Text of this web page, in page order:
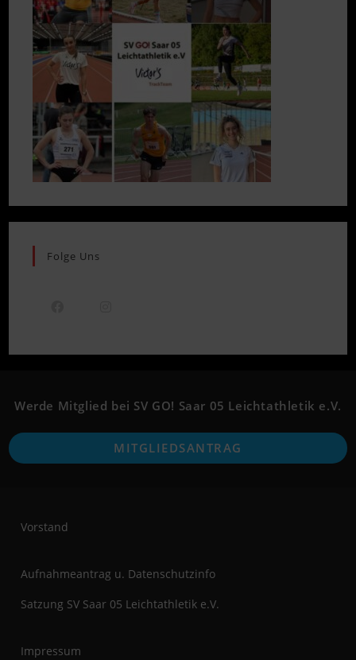
Folge Uns
in
new
in
new
tab
Werde Mitglied bei SV GO! Saar 05 Leichtathletik e.V.
MITGLIEDSANTRAG
Vorstand
Aufnahmeantrag u. Datenschutzinfo
Satzung SV Saar 05 Leichtathletik e.V.
Impressum